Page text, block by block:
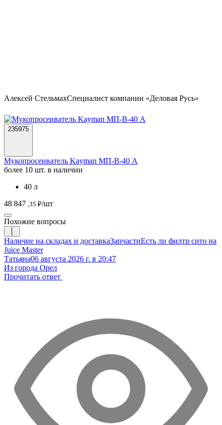
Алексей СтельмахСпециалист компании «Деловая Русь»
235975
Мукопросеиватель Kayman МП-В-40 А
более 10 шт. в наличии
40 л
48 847 ,35 ₽/шт
Похожие вопросы
Наличие на складах и доставкаЗапчастиЕсть ли филтр сито на
Juice Master
Татьяна06 августа 2026 г. в 20:47
Из города Орел
Прочитать ответ